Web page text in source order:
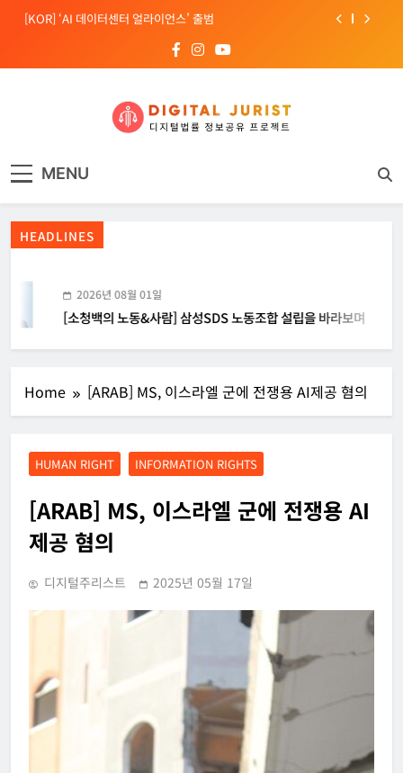
Skip[KOR] ‘AI 데이터센터 얼라이언스’ 출범
[EU] 틱톡의 아동 보호 미흡 관련 예비 조사결과 발표
[Russia] 텔레그램 설립자 파벨 두로프 기소
[KOR] ‘AI 데이터센터 얼라이언스’ 출범
[EU] 틱톡의 아동 보호 미흡 관련 예비 조사결과 발표
MENU
HEADLINES
2026년 08월 01일
[소청백의 노동&사람] 삼성SDS 노동조합 설립을 바라보며
Home [ARAB] MS, 이스라엘 군에 전쟁용 AI제공 혐의
HUMAN RIGHT INFORMATION RIGHTS
[ARAB] MS, 이스라엘 군에 전쟁용 AI
제공 혐의
디지털주리스트 2025년 05월 17일